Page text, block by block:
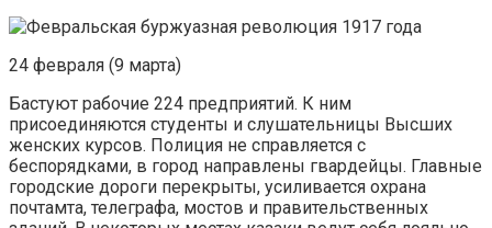
24 февраля (9 марта)
Бастуют рабочие 224 предприятий. К ним
присоединяются студенты и слушательницы Высших
женских курсов. Полиция не справляется с
беспорядками, в город направлены гвардейцы. Главные
городские дороги перекрыты, усиливается охрана
почтамта, телеграфа, мостов и правительственных